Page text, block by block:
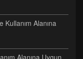
Alanına
Alanına Uygun